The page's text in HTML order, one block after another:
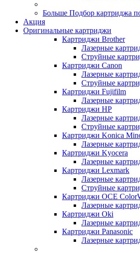
Больше Подбор картриджа
Акция
Оригинальные картриджи
Картриджи Brother
Лазерные
Струйные
Картриджи Canon
Лазерные
Струйные
Картриджи Fujifilm
Лазерные
Картриджи HP
Лазерные
Струйные
Картриджи Konica
Лазерные
Картриджи Kyocera
Лазерные
Картриджи Lexmark
Лазерные
Струйные
Картриджи OCE
Лазерные
Картриджи Oki
Лазерные
Картриджи Panasonic
Лазерные